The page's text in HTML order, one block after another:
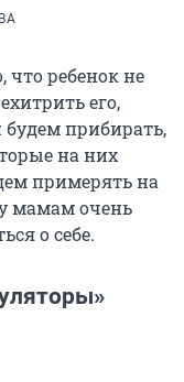
что ребенок не
его,
прибирать,
на них
примерять на
мамам очень
о себе.